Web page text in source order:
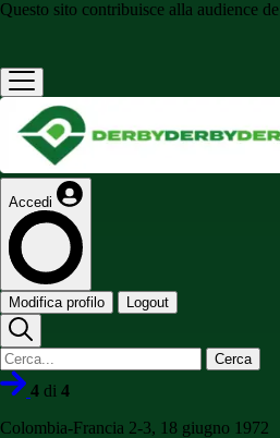
Questo sito contribuisce alla audience de
Accedi
Modifica profilo Logout
Cerca
4 di 4
Colombia-Francia 2-3, 18 giugno 1972